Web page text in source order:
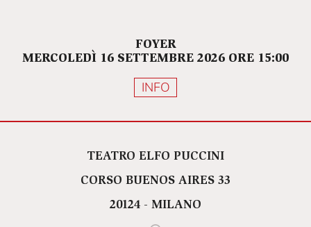
FOYER
MERCOLEDÌ 16 SETTEMBRE 2026 ORE 15:00
INFO
TEATRO ELFO PUCCINI
CORSO BUENOS AIRES 33
20124 - MILANO